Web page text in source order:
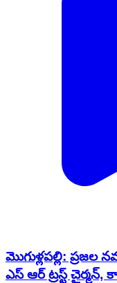
మొగుళ్లపల్లి: ప్రజల
ఎస్ ఆర్ ట్రస్ట్ చైర్మన్,